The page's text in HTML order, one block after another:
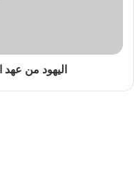
اليهود من عهد